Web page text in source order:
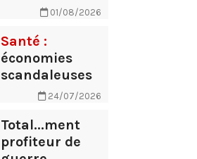
01/08/2026
Santé :
économies
scandaleuses
24/07/2026
Total...ment
profiteur de